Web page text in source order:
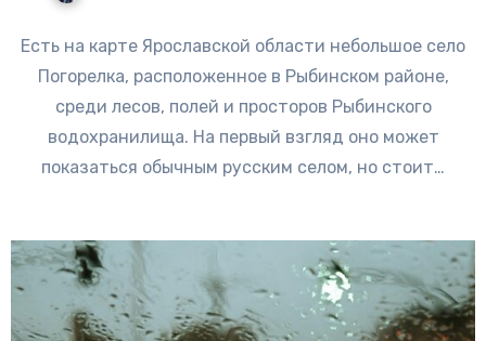
Есть на карте Ярославской области небольшое село
Погорелка, расположенное в Рыбинском районе,
среди лесов, полей и просторов Рыбинского
водохранилища. На первый взгляд оно может
показаться обычным русским селом, но стоит…